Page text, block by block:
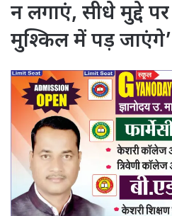
न लगाएं, सीधे मुद्दे
मुश्किल में पड़ जाएंगे’